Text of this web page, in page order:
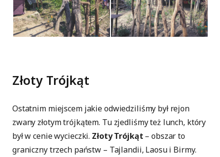
Złoty Trójkąt
Ostatnim miejscem jakie odwiedziliśmy był rejon
zwany złotym trójkątem. Tu zjedliśmy też lunch, który
był w cenie wycieczki. Złoty Trójkąt – obszar to
graniczny trzech państw – Tajlandii, Laosu i Birmy.